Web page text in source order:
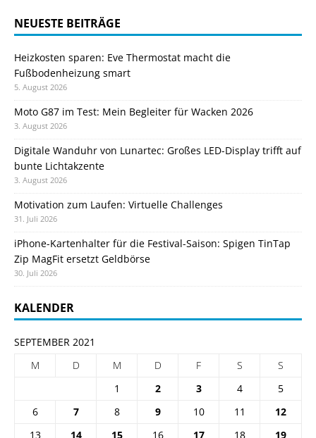
NEUESTE BEITRÄGE
Heizkosten sparen: Eve Thermostat macht die
Fußbodenheizung smart
5. August 2026
Moto G87 im Test: Mein Begleiter für Wacken 2026
3. August 2026
Digitale Wanduhr von Lunartec: Großes LED-Display trifft auf
bunte Lichtakzente
3. August 2026
Motivation zum Laufen: Virtuelle Challenges
31. Juli 2026
iPhone-Kartenhalter für die Festival-Saison: Spigen TinTap
Zip MagFit ersetzt Geldbörse
30. Juli 2026
KALENDER
SEPTEMBER 2021
M
D M D F S
S
1
2 3 4
5
6
7 8 9 10 11
12
13
14 15 16 17 18 19